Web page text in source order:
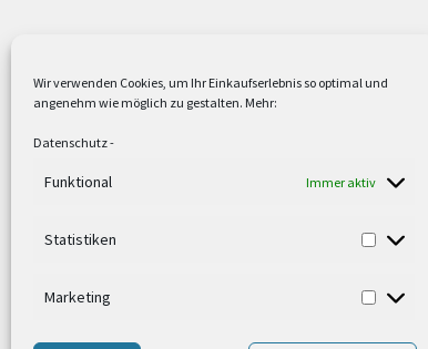
Wir verwenden Cookies, um Ihr Einkaufserlebnis so optimal und
angenehm wie möglich zu gestalten. Mehr:
Datenschutz-
Funktional Immer aktiv
Statistiken
Marketing
Versandkostenfrei ab 59,90 €
oder gewerblichen Tätigkeit. Kein Verkauf an
sind Warenzeichen oder eingetragene
Weitere Informationen und
Ab 79,- Nettowarenwert. Es gelten unsere
©2002-2021 TEUTO LICHT GmbH